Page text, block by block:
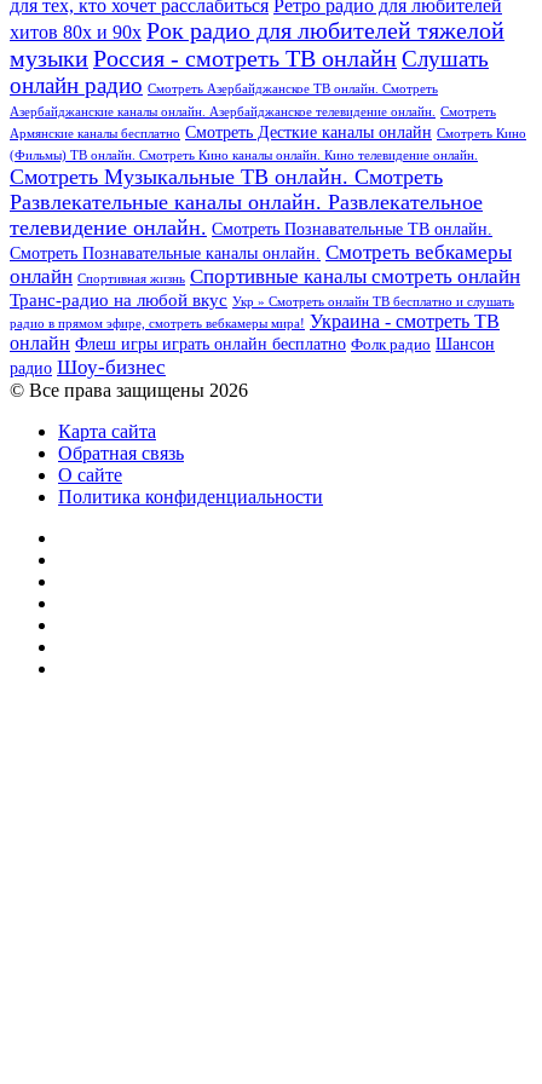
для тех, кто хочет расслабиться Ретро радио для любителей
хитов 80х и 90х Рок радио для любителей тяжелой
музыкиРоссия - смотреть ТВ онлайнСлушать
онлайн радио Смотреть Азербайджанское ТВ онлайн. Смотреть
Азербайджанские каналы онлайн. Азербайджанское телевидение онлайн.
Смотреть
Армянские каналы бесплатно Смотреть Десткие каналы онлайн Смотреть Кино
(Фильмы) ТВ онлайн. Смотреть Кино каналы онлайн. Кино телевидение онлайн.
Смотреть Музыкальные ТВ онлайн. Смотреть
Развлекательные каналы онлайн. Развлекательное
телевидение онлайн. Смотреть Познавательные ТВ онлайн.
Смотреть Познавательные каналы онлайн. Смотреть вебкамеры
онлайн Спортивная жизнь Спортивные каналы смотреть онлайн
Транс-радио на любой вкус Укр » Смотреть онлайн ТВ бесплатно и слушать
радио в прямом эфире, смотреть вебкамеры мира! Украина - смотреть ТВ
онлайн Флеш игры играть онлайн бесплатно Фолк радио Шансон
радио Шоу-бизнес
© Все права защищены 2026
Карта сайта
Обратная связь
О сайте
Политика конфиденциальности